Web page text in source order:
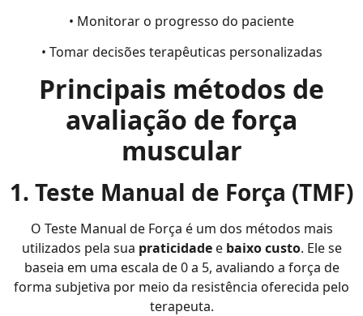
• Monitorar o progresso do paciente
• Tomar decisões terapêuticas personalizadas
Principais métodos de
avaliação de força
muscular
1. Teste Manual de Força (TMF)
O Teste Manual de Força é um dos métodos mais
utilizados pela sua praticidade ebaixo custo. Ele se
baseia em uma escala de 0 a 5, avaliando a força de
forma subjetiva por meio da resistência oferecida pelo
terapeuta.